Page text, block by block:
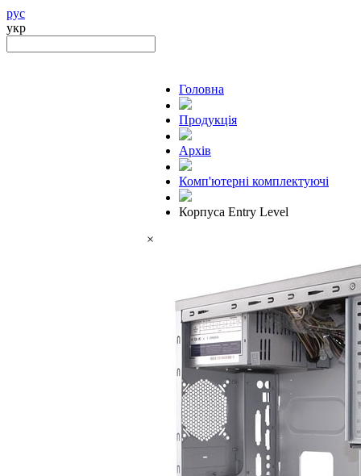
рус
укр
Головна
Продукцiя
Архів
Комп'ютерні комплектуючі
Корпуса Entry Level
×